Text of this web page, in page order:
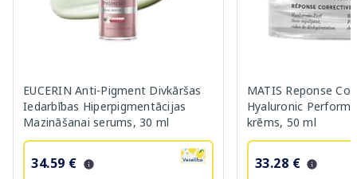
EUCERIN Anti-Pigment Divkāršas
Iedarbības Hiperpigmentācijas
Mazināšanai serums, 30 ml
34.59 €
MATIS Reponse
Hyaluronic
krēms, 50 ml
33.28 €